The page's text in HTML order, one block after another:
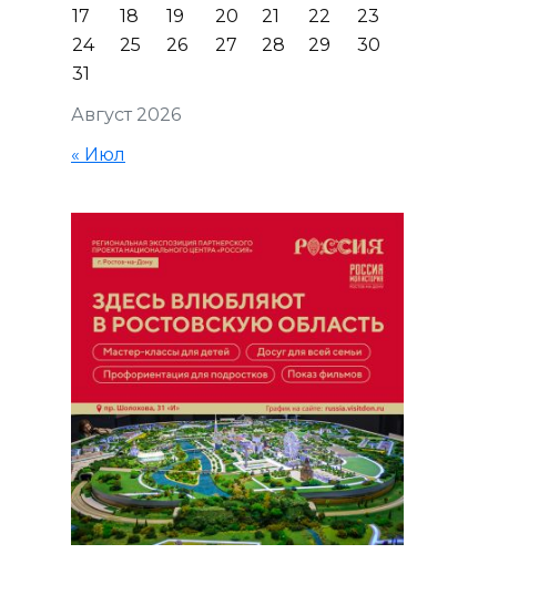
Август 2026
17
18 19 20 21 22
23
24
25 26 27 28 29
30
31
« Июл